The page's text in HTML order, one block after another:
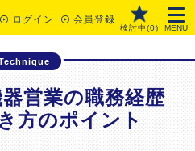
ログイン 会員登録
検討中(0) MENU
営業の職務経歴
方のポイント